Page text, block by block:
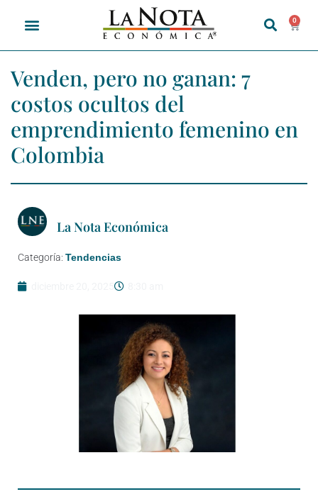
0
Venden, pero no ganan: 7
costos ocultos del
emprendimiento femenino en
Colombia
La Nota Económica
Categoría: Tendencias